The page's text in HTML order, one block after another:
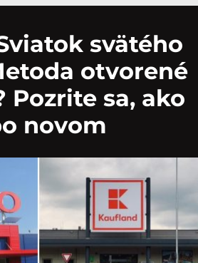
svätého
otvorené
Pozrite sa, ako
novom